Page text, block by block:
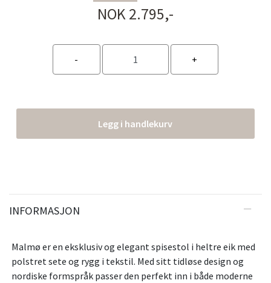
NOK 2.795,-
Legg i handlekurv
INFORMASJON
Malmø er en eksklusiv og elegant spisestol i heltre eik med
polstret sete og rygg i tekstil. Med sitt tidløse design og
nordiske formspråk passer den perfekt inn i både moderne